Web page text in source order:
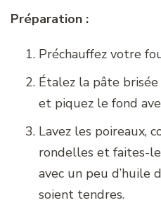
Préparation :
Préchauffez votre
Étalez la pâte
et piquez le fond
Lavez les poireaux,
rondelles et faites-
avec un peu d’huile
soient tendres.